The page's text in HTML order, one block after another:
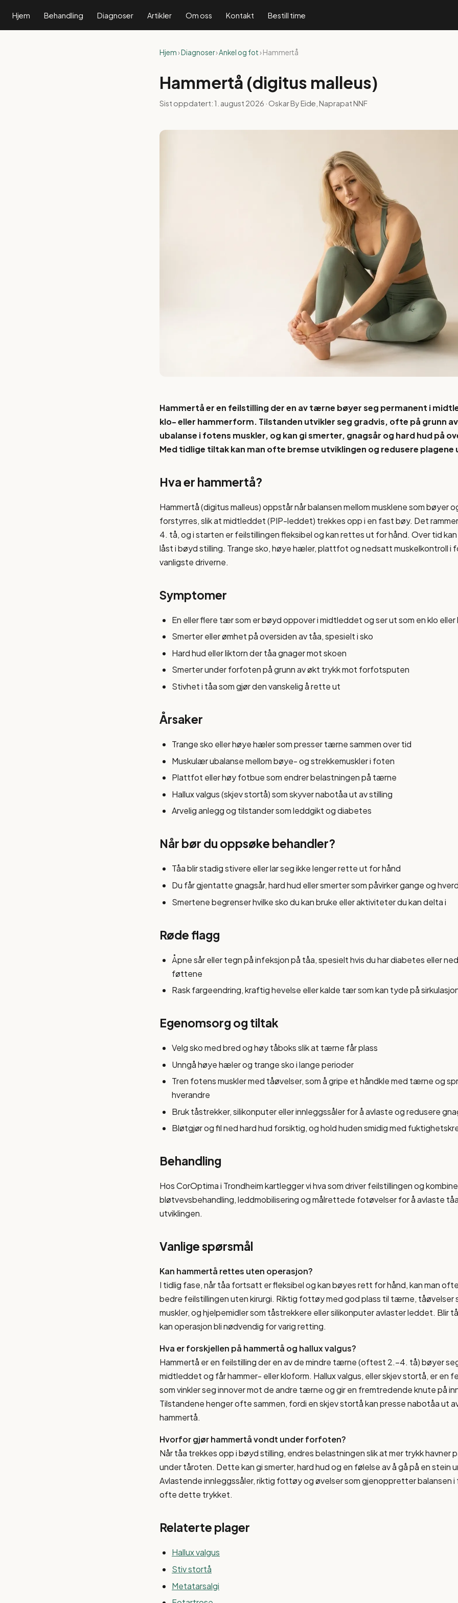
Hjem Behandling Diagnoser Artikler Om oss Kontakt Bestill time
Hjem›Diagnoser›Ankel og fot› Hammertå
Hammertå (digitus malleus)
Sist oppdatert:1. august 2026 · Oskar By Eide, Naprapat NNF
Hammertå er en feilstilling der en av tærne bøyer seg permanent i
klo- eller hammerform. Tilstanden utvikler seg gradvis, ofte på grunn
ubalanse i fotens muskler, og kan gi smerter, gnagsår og hard hud på
Med tidlige tiltak kan man ofte bremse utviklingen og redusere plagene
Hva er hammertå?
Hammertå (digitus malleus) oppstår når balansen mellom musklene som bøyer
forstyrres, slik at midtleddet (PIP-leddet) trekkes opp i en fast bøy. Det
4. tå, og i starten er feilstillingen fleksibel og kan rettes ut for hånd. Over tid
låst i bøyd stilling. Trange sko, høye hæler, plattfot og nedsatt muskelkontroll i
vanligste driverne.
Symptomer
En eller flere tær som er bøyd oppover i midtleddet og ser ut som en klo eller
Smerter eller ømhet på oversiden av tåa, spesielt i sko
Hard hud eller liktorn der tåa gnager mot skoen
Smerter under forfoten på grunn av økt trykk mot forfotsputen
Stivhet i tåa som gjør den vanskelig å rette ut
Årsaker
Trange sko eller høye hæler som presser tærne sammen over tid
Muskulær ubalanse mellom bøye- og strekkemuskler i foten
Plattfot eller høy fotbue som endrer belastningen på tærne
Hallux valgus (skjev stortå) som skyver nabotåa ut av stilling
Arvelig anlegg og tilstander som leddgikt og diabetes
Når bør du oppsøke behandler?
Tåa blir stadig stivere eller lar seg ikke lenger rette ut for hånd
Du får gjentatte gnagsår, hard hud eller smerter som påvirker gange og
Smertene begrenser hvilke sko du kan bruke eller aktiviteter du kan delta i
Røde flagg
Åpne sår eller tegn på infeksjon på tåa, spesielt hvis du har diabetes eller
føttene
Rask fargeendring, kraftig hevelse eller kalde tær som kan tyde på
Egenomsorg og tiltak
Velg sko med bred og høy tåboks slik at tærne får plass
Unngå høye hæler og trange sko i lange perioder
Tren fotens muskler med tåøvelser, som å gripe et håndkle med tærne og
hverandre
Bruk tåstrekker, silikonputer eller innleggssåler for å avlaste og redusere
Bløtgjør og fil ned hard hud forsiktig, og hold huden smidig med
Behandling
Hos CorOptima i Trondheim kartlegger vi hva som driver feilstillingen og
bløtvevsbehandling, leddmobilisering og målrettede fotøvelser for å avlaste
utviklingen.
Vanlige spørsmål
Kan hammertå rettes uten operasjon?
I tidlig fase, når tåa fortsatt er fleksibel og kan bøyes rett for hånd, kan man
bedre feilstillingen uten kirurgi. Riktig fottøy med god plass til tærne, tåøvelser
muskler, og hjelpemidler som tåstrekkere eller silikonputer avlaster leddet. Blir
kan operasjon bli nødvendig for varig retting.
Hva er forskjellen på hammertå og hallux valgus?
Hammertå er en feilstilling der en av de mindre tærne (oftest 2.–4. tå) bøyer
midtleddet og får hammer- eller kloform. Hallux valgus, eller skjev stortå, er en
som vinkler seg innover mot de andre tærne og gir en fremtredende knute på
Tilstandene henger ofte sammen, fordi en skjev stortå kan presse nabotåa ut
hammertå.
Hvorfor gjør hammertå vondt under forfoten?
Når tåa trekkes opp i bøyd stilling, endres belastningen slik at mer trykk
under tåroten. Dette kan gi smerter, hard hud og en følelse av å gå på en stein
Avlastende innleggssåler, riktig fottøy og øvelser som gjenoppretter balansen
ofte dette trykket.
Relaterte plager
Hallux valgus
Stiv stortå
Metatarsalgi